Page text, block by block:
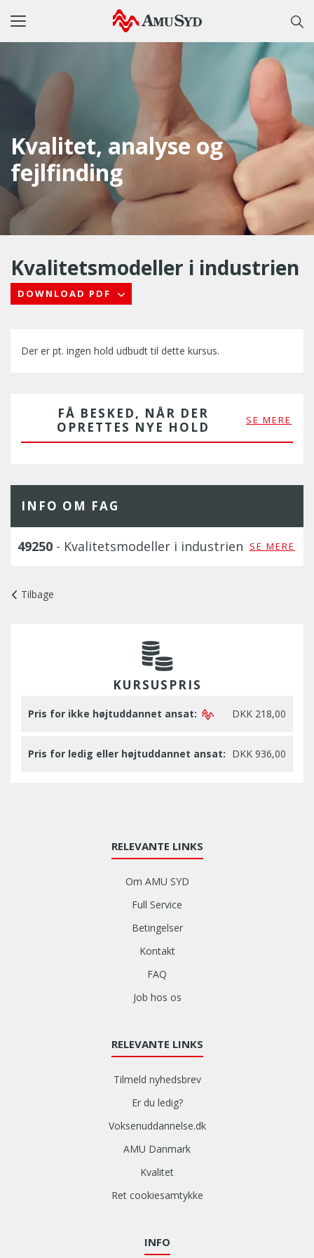
Toggle
Kvalitet, analyse og
fejlfinding
Kvalitetsmodeller i industrien
DOWNLOAD PDF
Der er pt. ingen hold udbudt til dette kursus.
FÅ BESKED, NÅR DER
OPRETTES NYE HOLD
SE MERE
INFO OM FAG
49250 - Kvalitetsmodeller i industrien SE MERE
Tilbage
KURSUSPRIS
Pris for ikke højtuddannet ansat: DKK 218,00
Pris for ledig eller højtuddannet ansat: DKK 936,00
RELEVANTE LINKS
Om AMU SYD
Full Service
Betingelser
Kontakt
FAQ
Job hos os
RELEVANTE LINKS
Tilmeld nyhedsbrev
Er du ledig?
Voksenuddannelse.dk
AMU Danmark
Kvalitet
Ret cookiesamtykke
INFO